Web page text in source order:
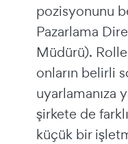
pozisyonunu
Pazarlama
Müdürü).
onların belirli
uyarlamanıza
şirkete de
küçük bir